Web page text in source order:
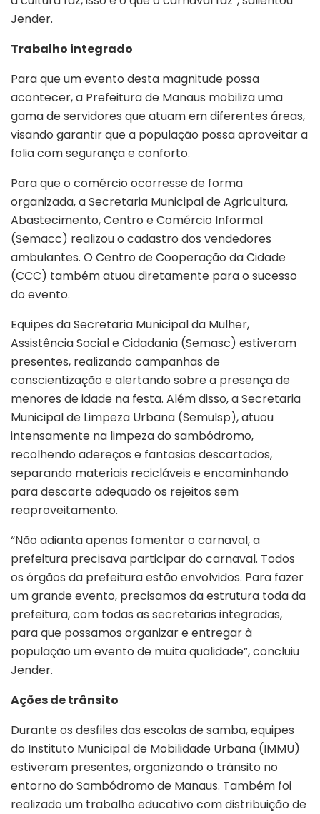
Jender.
Trabalho integrado
Para que um evento desta magnitude possa
acontecer, a Prefeitura de Manaus mobiliza uma
gama de servidores que atuam em diferentes áreas,
visando garantir que a população possa aproveitar a
folia com segurança e conforto.
Para que o comércio ocorresse de forma
organizada, a Secretaria Municipal de Agricultura,
Abastecimento, Centro e Comércio Informal
(Semacc) realizou o cadastro dos vendedores
ambulantes. O Centro de Cooperação da Cidade
(CCC) também atuou diretamente para o sucesso
do evento.
Equipes da Secretaria Municipal da Mulher,
Assistência Social e Cidadania (Semasc) estiveram
presentes, realizando campanhas de
conscientização e alertando sobre a presença de
menores de idade na festa. Além disso, a Secretaria
Municipal de Limpeza Urbana (Semulsp), atuou
intensamente na limpeza do sambódromo,
recolhendo adereços e fantasias descartados,
separando materiais recicláveis e encaminhando
para descarte adequado os rejeitos sem
reaproveitamento.
“Não adianta apenas fomentar o carnaval, a
prefeitura precisava participar do carnaval. Todos
os órgãos da prefeitura estão envolvidos. Para fazer
um grande evento, precisamos da estrutura toda da
prefeitura, com todas as secretarias integradas,
para que possamos organizar e entregar à
população um evento de muita qualidade”, concluiu
Jender.
Ações de trânsito
Durante os desfiles das escolas de samba, equipes
do Instituto Municipal de Mobilidade Urbana (IMMU)
estiveram presentes, organizando o trânsito no
entorno do Sambódromo de Manaus. Também foi
realizado um trabalho educativo com distribuição de